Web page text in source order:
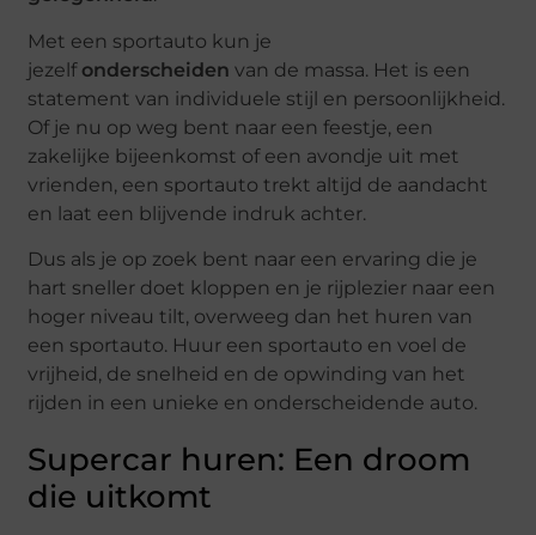
Met een sportauto kun je
jezelf onderscheiden van de massa. Het is een
statement van individuele stijl en persoonlijkheid.
Of je nu op weg bent naar een feestje, een
zakelijke bijeenkomst of een avondje uit met
vrienden, een sportauto trekt altijd de aandacht
en laat een blijvende indruk achter.
Dus als je op zoek bent naar een ervaring die je
hart sneller doet kloppen en je rijplezier naar een
hoger niveau tilt, overweeg dan het huren van
een sportauto. Huur een sportauto en voel de
vrijheid, de snelheid en de opwinding van het
rijden in een unieke en onderscheidende auto.
Supercar huren: Een droom
die uitkomt